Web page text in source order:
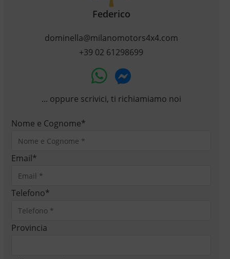
Federico
dominella@milanomotors4x4.com
+39 02 61298699
... oppure scrivici, ti richiamiamo noi
Nome e Cognome*
Email*
Telefono*
Provincia